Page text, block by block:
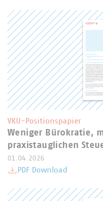
VKU-Positionspapier
Weniger Bürokratie,
praxistauglichen
01.04.2026
PDF Download